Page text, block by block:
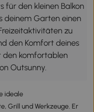
für den kleinen Balkon
deinem Garten einen
zu
den Komfort deines
den komfortablen
Outsunny.
ideale
Grill und Werkzeuge. Er